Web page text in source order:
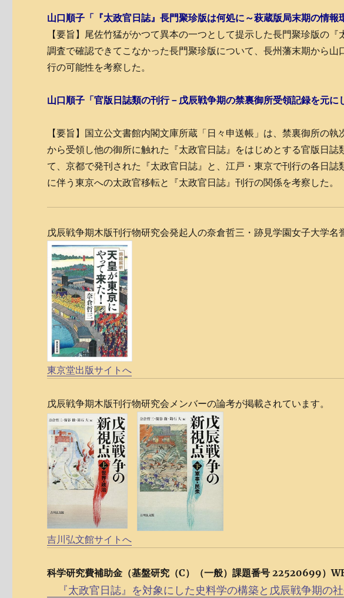
山口順子「『太政官日誌』長門聚珍版は何処に～萩蔵版局末期の情報
【要旨】尾佐竹猛がかつて異本の一つとして提示した長門聚珍版の
調査で確認できてこなかった長門聚珍版について、長州藩末期から
行の可能性を考察した。
山口順子「官版日誌類の刊行－戊辰戦争期の禁裏御所受領記録を元に
【要旨】国立公文書館内閣文庫所蔵「日々申送帳」は、禁裏御所の
から受領し他の御所に触れた『太政官日誌』をはじめとする官版日
て、京都で発刊された『太政官日誌』と、江戸・東京で刊行の各日
に伴う東京への太政官移転と『太政官日誌』刊行の関係を考察した。
戊辰戦争期木版刊行物研究会発起人の奈倉哲三・跡見学園女子大学名
東京堂出版サイトへ
戊辰戦争期木版刊行物研究会メンバーの論考が掲載されています。
吉川弘文館サイトへ
科学研究費補助金（基盤研究（C）（一般）課題番号 22520699）
『太政官日誌』を対象にした史料学の構築と戊辰戦争期の社